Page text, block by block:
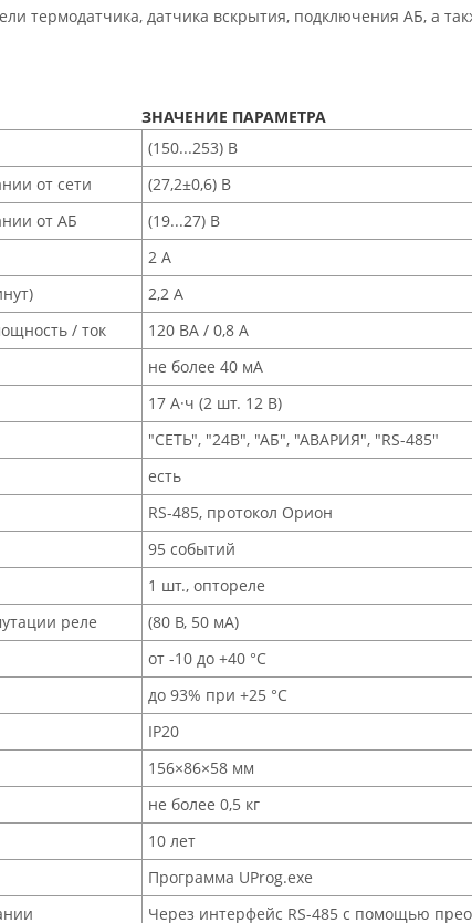
термодатчика, датчика вскрытия, подключения АБ, а
ЗНАЧЕНИЕ ПАРАМЕТРА
(150...253) В
от сети
(27,2±0,6) В
от АБ
(19...27) В
2 А
2,2 А
/ ток
120 ВА / 0,8 А
не более 40 мА
17 А·ч (2 шт. 12 В)
"СЕТЬ", "24В", "АБ", "АВАРИЯ", "RS-485"
есть
RS-485, протокол Орион
95 событий
1 шт., оптореле
реле
(80 В, 50 мА)
от -10 до +40 °C
до 93% при +25 °C
IР20
156×86×58 мм
не более 0,5 кг
10 лет
Программа UProg.exe
Через интерфейс RS-485 с помощью